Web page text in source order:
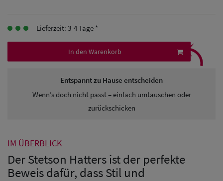
Schutz Caps
Lieferzeit: 3-4 Tage *
In den Warenkorb
Entspannt zu Hause entscheiden
Wenn’s doch nicht passt – einfach umtauschen oder
zurückschicken
⤹
IM ÜBERBLICK
Der Stetson Hatters ist der perfekte
Beweis dafür, dass Stil und